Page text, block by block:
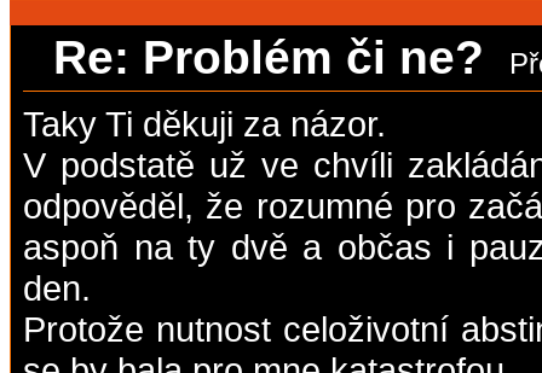
Re: Problém či ne?
Taky Ti děkuji za názor.
V podstatě už ve chvíli
odpověděl, že rozumné pro
aspoň na ty dvě a občas i
den.
Protože nutnost celoživotní